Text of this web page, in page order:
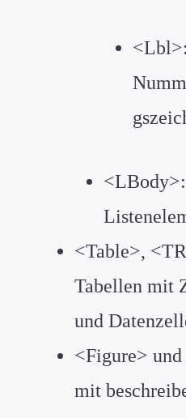
<Lbl>:
<Table>,
Tabellen mit
und
<Figure>
mit